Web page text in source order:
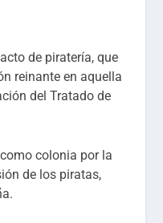
de piratería, que
reinante en aquella
del Tratado de
colonia por la
de los piratas,